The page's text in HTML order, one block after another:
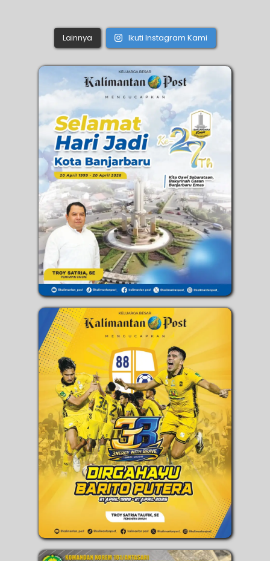
Lainnya Ikuti Instagram Kami